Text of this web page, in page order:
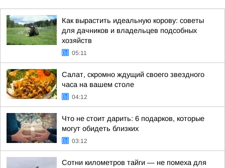
Как вырастить идеальную корову: советы
для дачников и владельцев подсобных
хозяйств
05:11
Салат, скромно ждущий своего звездного
часа на вашем столе
04:12
Что не стоит дарить: 6 подарков, которые
могут обидеть близких
03:12
Сотни километров тайги — не помеха для